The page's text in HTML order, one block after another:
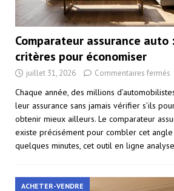
Comparateur assurance auto
critères pour économiser
juillet 31, 2026 Commentaires fermés
Chaque année, des millions
leur assurance sans jamais vérifier s’ils
obtenir mieux ailleurs. Le comparateur
existe précisément pour combler cet angle
quelques minutes, cet outil en ligne analyse
ACHETER-VENDRE